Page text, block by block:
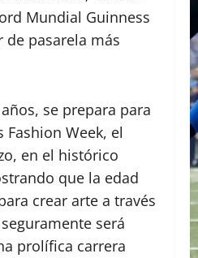
Mundial Guinness
pasarela más
se prepara para
Week, el
en el histórico
que la edad
crear arte a través
será
prolífica carrera